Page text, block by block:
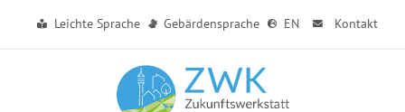
Leichte Sprache Gebärdensprache EN Kontakt